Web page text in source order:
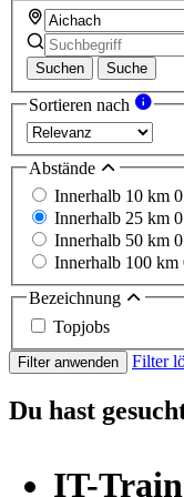
Suchen Suche
Sortieren nach
Abstände
Innerhalb 10 km 0
Innerhalb 25 km 0
Innerhalb 50 km 0
Innerhalb 100 km
Bezeichnung
Topjobs
Filter anwenden Filter
Du hast
IT-